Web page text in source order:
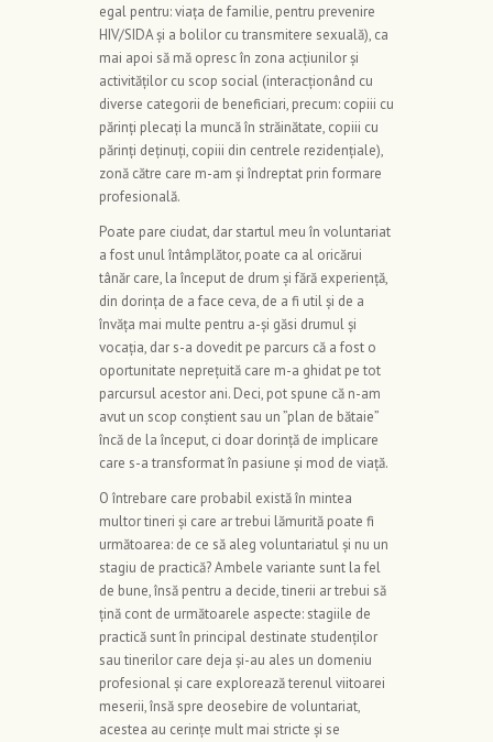
egal pentru: viața de familie, pentru prevenire
HIV/SIDA și a bolilor cu transmitere sexuală), ca
mai apoi să mă opresc în zona acțiunilor și
activităților cu scop social (interacționând cu
diverse categorii de beneficiari, precum: copiii cu
părinți plecați la muncă în străinătate, copiii cu
părinți deținuți, copiii din centrele rezidențiale),
zonă către care m-am și îndreptat prin formare
profesională.
Poate pare ciudat, dar startul meu în voluntariat
a fost unul întâmplător, poate ca al oricărui
tânăr care, la început de drum și fără experiență,
din dorința de a face ceva, de a fi util și de a
învăța mai multe pentru a-și găsi drumul și
vocația, dar s-a dovedit pe parcurs că a fost o
oportunitate neprețuită care m-a ghidat pe tot
parcursul acestor ani. Deci, pot spune că n-am
avut un scop conștient sau un ”plan de bătaie”
încă de la început, ci doar dorință de implicare
care s-a transformat în pasiune și mod de viață.
O întrebare care probabil există în mintea
multor tineri și care ar trebui lămurită poate fi
următoarea: de ce să aleg voluntariatul și nu un
stagiu de practică? Ambele variante sunt la fel
de bune, însă pentru a decide, tinerii ar trebui să
țină cont de următoarele aspecte: stagiile de
practică sunt în principal destinate studenților
sau tinerilor care deja și-au ales un domeniu
profesional și care explorează terenul viitoarei
meserii, însă spre deosebire de voluntariat,
acestea au cerințe mult mai stricte și se